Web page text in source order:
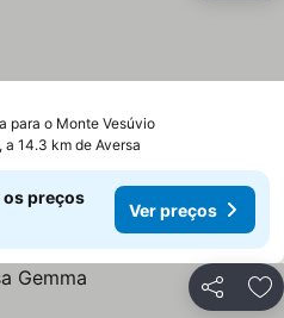
para o Monte Vesúvio
a 14.3 km de Aversa
os preços
Ver preços
Partilhar